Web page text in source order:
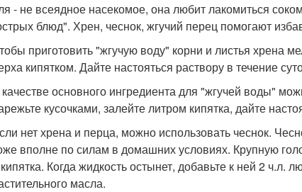
- не всеядное насекомое, она любит лакомиться
блюд". Хрен, чеснок, жгучий перец помогают
приготовить "жгучую воду" корни и листья хрена
кипятком. Дайте настояться раствору в течение
основного ингредиента для "жгучей воды"
кусочками, залейте литром кипятка, дайте
нет хрена и перца, можно использовать чеснок.
вполне по силам в домашних условиях. Крупную
Когда жидкость остынет, добавьте к ней 2
масла.